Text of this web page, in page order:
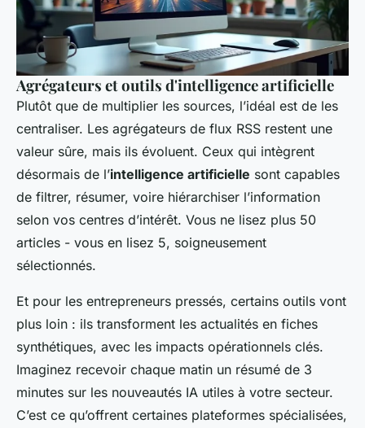
Agrégateurs et outils d'intelligence artificielle
Plutôt que de multiplier les sources, l’idéal est de les
centraliser. Les agrégateurs de flux RSS restent une
valeur sûre, mais ils évoluent. Ceux qui intègrent
désormais de l’intelligence artificielle sont capables
de filtrer, résumer, voire hiérarchiser l’information
selon vos centres d’intérêt. Vous ne lisez plus 50
articles - vous en lisez 5, soigneusement
sélectionnés.
Et pour les entrepreneurs pressés, certains outils vont
plus loin : ils transforment les actualités en fiches
synthétiques, avec les impacts opérationnels clés.
Imaginez recevoir chaque matin un résumé de 3
minutes sur les nouveautés IA utiles à votre secteur.
C’est ce qu’offrent certaines plateformes spécialisées,